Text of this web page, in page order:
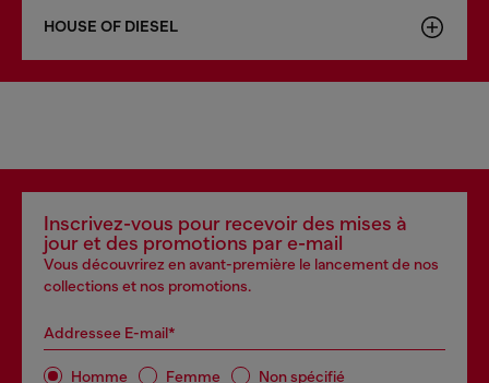
HOUSE OF DIESEL
Inscrivez-vous pour recevoir des mises à
jour et des promotions par e-mail
Vous découvrirez en avant-première le lancement de nos
collections et nos promotions.
Addressee E-mail*
Homme Femme Non spécifié